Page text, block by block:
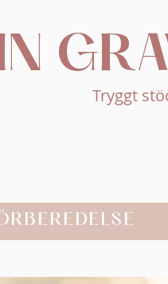
Tryggt